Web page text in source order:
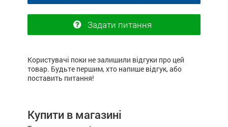
Задати питання
Користувачі поки не залишили відгуки про цей
товар. Будьте першим, хто напише відгук, або
поставить питання!
Купити в магазині